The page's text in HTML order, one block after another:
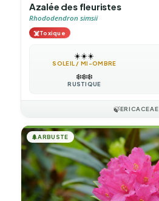
Azalée des fleuristes
Rhododendron simsii
☠️Toxique
☀️☀️☀️
SOLEIL / MI-OMBRE
❄️❄️❄️
RUSTIQUE
🍃ERICACEAE
🌲ARBUSTE